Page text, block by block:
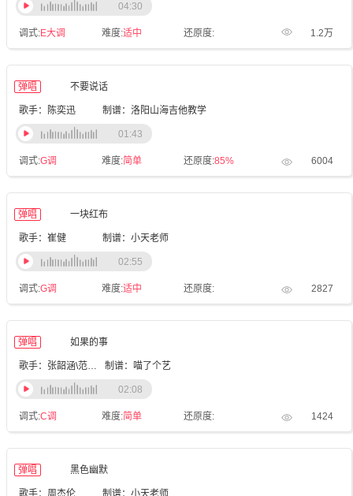
调式:E大调 难度:适中 还原度: 1.2万
04:30
弹唱 不要说话
歌手：陈奕迅 制谱：洛阳山海吉他教学
调式:G调 难度:简单 还原度:85% 6004
01:43
弹唱 一块红布
歌手：崔健 制谱：小天老师
调式:G调 难度:适中 还原度: 2827
02:55
弹唱 如果的事
歌手：张韶涵\范玮琪 制谱：喵了个艺
调式:C调 难度:简单 还原度: 1424
02:08
弹唱 黑色幽默
歌手：周杰伦 制谱：小天老师